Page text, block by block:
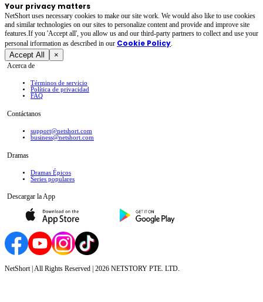
Your privacy matters
NetShort uses necessary cookies to make our site work. We would also like to use cookies
and similar technologies on our sites to personalize content and provide and improve site
features.If you 'Accept all', you allow us and our third-party partners to collect and use your
personal irformation as described in our Cookie Policy.
Accept All ×
Acerca de
Términos de servicio
Política de privacidad
FAQ
Contáctanos
support@netshort.com
business@netshort.com
Dramas
Dramas Épicos
Series populares
Descargar la App
NetShort | All Rights Reserved | 2026 NETSTORY PTE. LTD.